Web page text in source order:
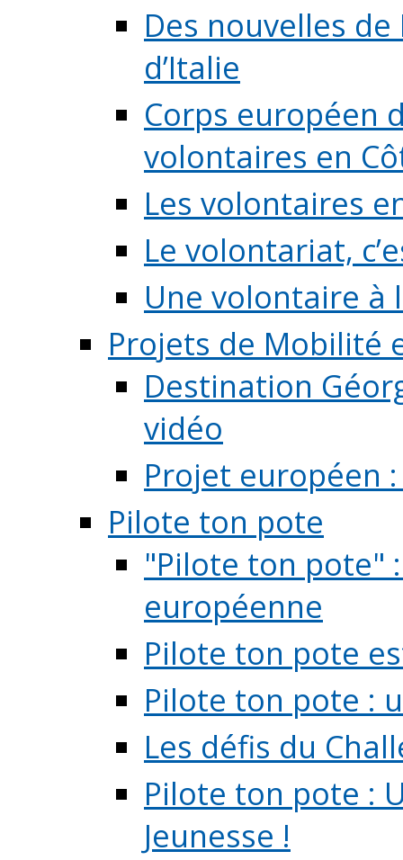
Des nouvelles
d’Italie
Corps européen
volontaires en
Les volontaires
Le volontariat,
Une volontaire à
Projets de Mobilité
Destination
vidéo
Projet européen
Pilote ton pote
"Pilote ton pote"
européenne
Pilote ton pote
Pilote ton pote :
Les défis du
Pilote ton pote :
Jeunesse !